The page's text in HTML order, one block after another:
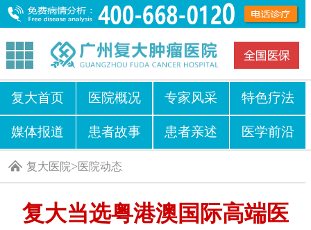
复大首页 医院概况 专家风采 特色疗法
媒体报道 患者故事 患者亲述 医学前沿
复大医院>医院动态
复大当选粤港澳国际高端医